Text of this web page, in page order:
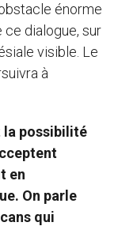
énorme
ce dialogue, sur
visible. Le
à
la possibilité
en
On parle
qui